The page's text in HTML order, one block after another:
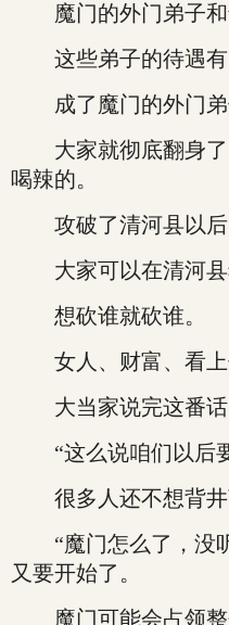
魔门的外门弟子和
这些弟子的待遇有
成了魔门的外门弟
大家就彻底翻身了
喝辣的。
攻破了清河县以后
大家可以在清河县
想砍谁就砍谁。
女人、财富、看上
大当家说完这番话
“这么说咱们以后
很多人还不想背井
“魔门怎么了，没
又要开始了。
魔门可能会占领整